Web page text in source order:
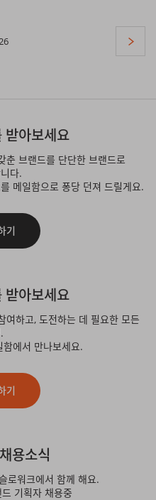
받아보세요
춘 브랜드를 단단한 브랜드로
다.
메일함으로 퐁당 던져 드릴게요.
기
받아보세요
여하고, 도전하는 데 필요한 모든
에서 만나보세요.
기
용소식
로워크에서 함께 해요.
기획자 채용중